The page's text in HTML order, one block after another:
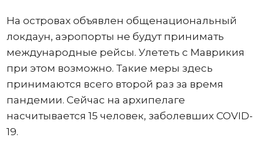
На островах объявлен общенациональный
локдаун, аэропорты не будут принимать
международные рейсы. Улететь с Маврикия
при этом возможно. Такие меры здесь
принимаются всего второй раз за время
пандемии. Сейчас на архипелаге
насчитывается 15 человек, заболевших COVID-
19.